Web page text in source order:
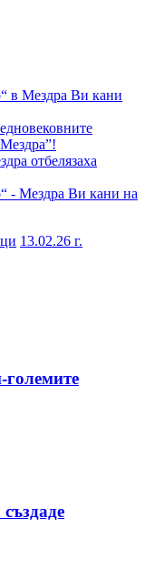
в Мездра Ви кани
отбелязаха
- Мездра Ви кани на
13.02.26 г.